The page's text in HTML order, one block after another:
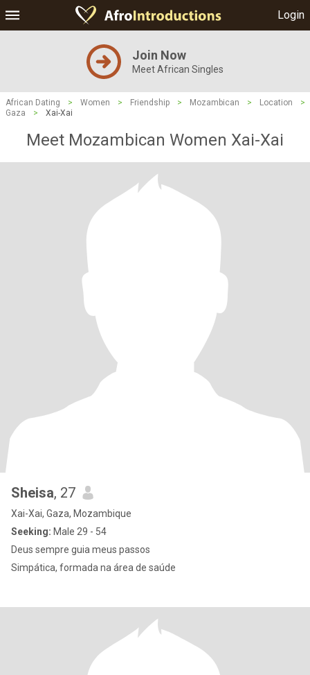
Login
Join Now
Meet African Singles
African Dating > Women > Friendship > Mozambican > Location
>
Gaza
> Xai-Xai
Meet Mozambican Women Xai-Xai
Sheisa, 27
Xai-Xai, Gaza, Mozambique
Seeking: Male 29 - 54
Deus sempre guia meus passos
Simpática, formada na área de saúde